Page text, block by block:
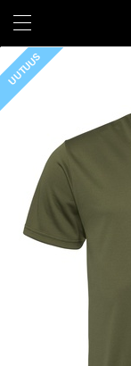
UUTUUS